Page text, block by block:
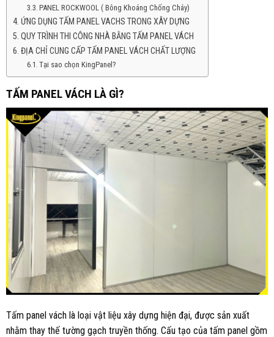
PANEL ROCKWOOL ( Bông Khoáng Chống Cháy)
ỨNG DỤNG TẤM PANEL VACHS TRONG XÂY DỰNG
QUY TRÌNH THI CÔNG NHÀ BẰNG TẤM PANEL VÁCH
ĐỊA CHỈ CUNG CẤP TẤM PANEL VÁCH CHẤT LƯỢNG
Tại sao chọn KingPanel?
TẤM PANEL VÁCH LÀ GÌ?
Tấm panel vách là loại vật liệu xây dựng hiện đại, được sản xuất
nhằm thay thế tường gạch truyền thống. Cấu tạo của tấm panel gồm